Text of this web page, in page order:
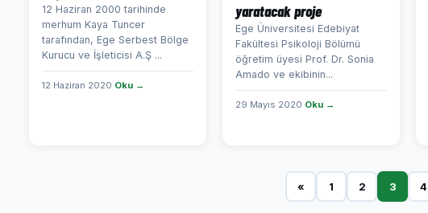
12 Haziran 2000 tarihinde
merhum Kaya Tuncer
tarafından, Ege Serbest Bölge
Kurucu ve İşleticisi A.Ş ...
12 Haziran 2020 Oku →
yaratacak proje
Ege Üniversitesi Edebiyat
Fakültesi Psikoloji Bölümü
öğretim üyesi Prof. Dr. Sonia
Amado ve ekibinin...
29 Mayıs 2020 Oku →
« 1 2 3 4